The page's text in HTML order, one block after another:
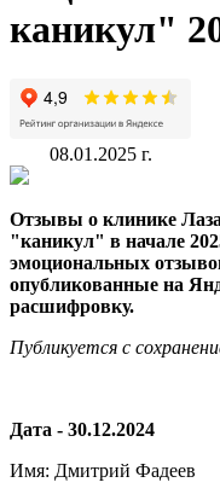
каникул"
08.01.2025 г.
Отзывы о клинике
"каникул" в начале
эмоциональных
опубликованные на
расшифровку.
Публикуется с
Дата - 30.12.2024
Имя: Дмитрий Фадеев